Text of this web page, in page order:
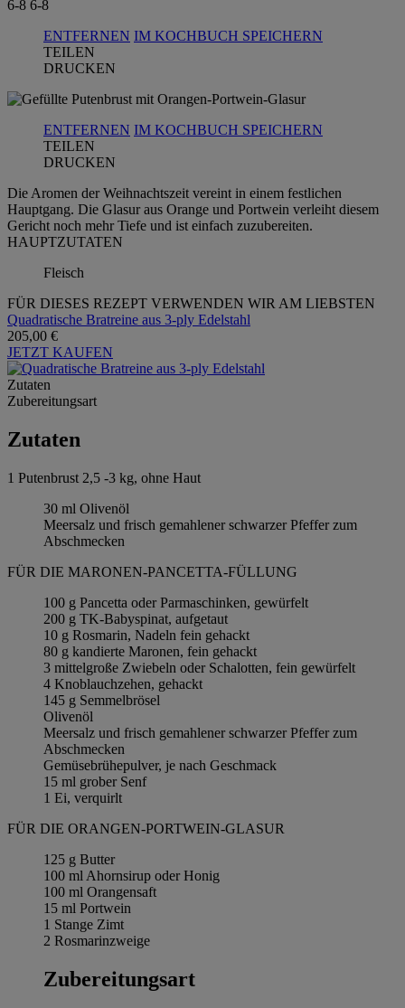
6-8 6-8
ENTFERNEN IM KOCHBUCH SPEICHERN
TEILEN
DRUCKEN
ENTFERNEN IM KOCHBUCH SPEICHERN
TEILEN
DRUCKEN
Die Aromen der Weihnachtszeit vereint in einem festlichen
Hauptgang. Die Glasur aus Orange und Portwein verleiht diesem
Gericht noch mehr Tiefe und ist einfach zuzubereiten.
HAUPTZUTATEN
Fleisch
FÜR DIESES REZEPT VERWENDEN WIR AM LIEBSTEN
Quadratische Bratreine aus 3-ply Edelstahl
205,00 €
JETZT KAUFEN
Zutaten
Zubereitungsart
Zutaten
1 Putenbrust 2,5 -3 kg, ohne Haut
30 ml Olivenöl
Meersalz und frisch gemahlener schwarzer Pfeffer zum
Abschmecken
FÜR DIE MARONEN-PANCETTA-FÜLLUNG
100 g Pancetta oder Parmaschinken, gewürfelt
200 g TK-Babyspinat, aufgetaut
10 g Rosmarin, Nadeln fein gehackt
80 g kandierte Maronen, fein gehackt
3 mittelgroße Zwiebeln oder Schalotten, fein gewürfelt
4 Knoblauchzehen, gehackt
145 g Semmelbrösel
Olivenöl
Meersalz und frisch gemahlener schwarzer Pfeffer zum
Abschmecken
Gemüsebrühepulver, je nach Geschmack
15 ml grober Senf
1 Ei, verquirlt
FÜR DIE ORANGEN-PORTWEIN-GLASUR
125 g Butter
100 ml Ahornsirup oder Honig
100 ml Orangensaft
15 ml Portwein
1 Stange Zimt
2 Rosmarinzweige
Zubereitungsart